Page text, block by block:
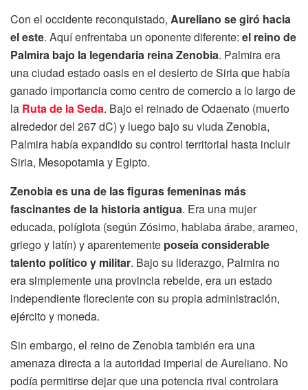
Con el occidente reconquistado, Aureliano se giró hacia
el este. Aquí enfrentaba un oponente diferente: el reino de
Palmira bajo la legendaria reina Zenobia. Palmira era
una ciudad estado oasis en el desierto de Siria que había
ganado importancia como centro de comercio a lo largo de
la Ruta de la Seda. Bajo el reinado de Odaenato (muerto
alrededor del 267 dC) y luego bajo su viuda Zenobia,
Palmira había expandido su control territorial hasta incluir
Siria, Mesopotamia y Egipto.
Zenobia es una de las figuras femeninas más
fascinantes de la historia antigua. Era una mujer
educada, políglota (según Zósimo, hablaba árabe, arameo,
griego y latín) y aparentemente poseía considerable
talento político y militar. Bajo su liderazgo, Palmira no
era simplemente una provincia rebelde, era un estado
independiente floreciente con su propia administración,
ejército y moneda.
Sin embargo, el reino de Zenobia también era una
amenaza directa a la autoridad imperial de Aureliano. No
podía permitirse dejar que una potencia rival controlara